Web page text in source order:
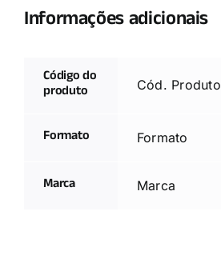
Informações adicionais
Código do
produto Cód. Produto
Formato Formato
Marca Marca